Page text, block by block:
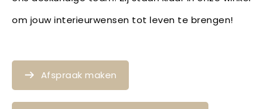
om jouw interieurwensen tot leven te brengen!
Afspraak maken